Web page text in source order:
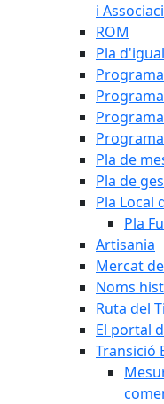
i
ROM
Pla
Pla de
Pla de
Pla Local
Pla
Artisania
Mercat
Noms
Ruta del
El portal
Transició